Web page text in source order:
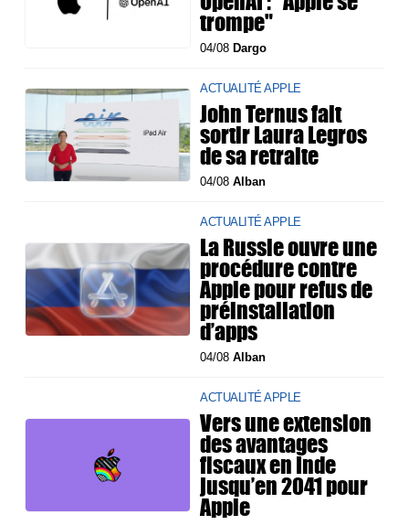
trompe"
04/08 Dargo
ACTUALITÉ APPLE
John Ternus fait
sortir Laura Legros
de sa retraite
04/08Alban
ACTUALITÉ APPLE
La Russie ouvre une
procédure contre
Apple pour refus de
préinstallation
d’apps
04/08Alban
ACTUALITÉ APPLE
Vers une extension
des avantages
fiscaux en Inde
jusqu’en 2041 pour
Apple